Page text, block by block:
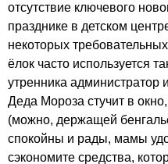
отсутствие ключевого
празднике в детском
некоторых
ёлок часто используется
утренника администратор
Деда Мороза стучит в
(можно, держащей
спокойны и рады, мамы
сэкономите средства,